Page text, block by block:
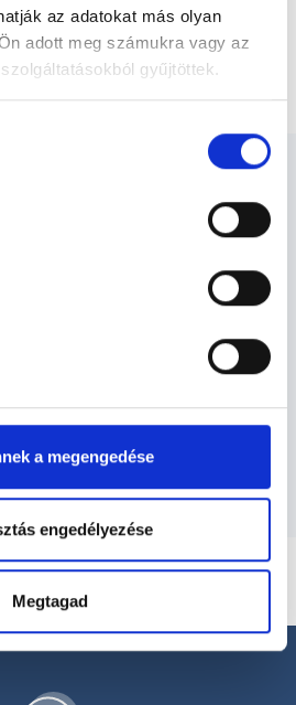
az adatokat más olyan
adott meg számukra vagy az
gyűjtöttek.
info/foglaljorvost-
a megengedése
engedélyezése
Megtagad
+ szakorvosi kiértékelés
- Bőrgyógyászat